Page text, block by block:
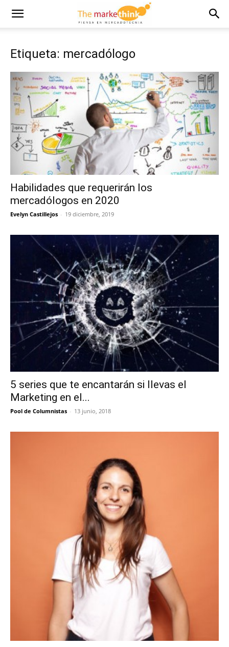
Etiqueta: mercadólogo
Habilidades que requerirán los
mercadólogos en 2020
Evelyn Castillejos - 19 diciembre, 2019
5 series que te encantarán si llevas el
Marketing en el...
Pool de Columnistas - 13 junio, 2018